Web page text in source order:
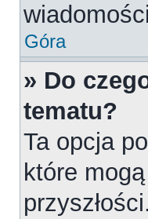
Góra
» Do
tematu?
Ta opcja
które